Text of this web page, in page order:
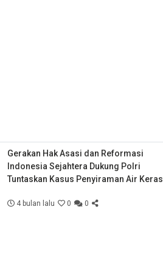
Gerakan Hak Asasi dan Reformasi
Indonesia Sejahtera Dukung Polri
Tuntaskan Kasus Penyiraman Air Keras
4 bulan lalu 0 0